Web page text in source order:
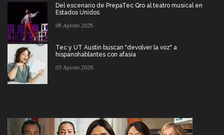
Del escenario de PrepaTec Qro al teatro musical en
Estados Unidos
06 Agosto 2026
Tec y UT Austin buscan "devolver la voz" a
hispanohablantes con afasia
05 Agosto 2026